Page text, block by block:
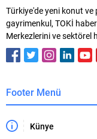
Türkiye'de yeni konut ve
gayrimenkul, TOKİ
Merkezlerini ve sektörel
Footer Menü
Künye